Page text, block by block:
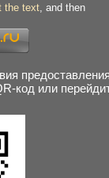
the text , and then
предоставления
код или